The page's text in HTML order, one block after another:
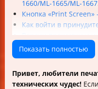
1660/ML-1665/ML-
Кнопка «Print
Как войти в
Версии прошивки и
обновления
Печать отчётов и
Что делать, если
Показать полностью
Привет, любители
технических чудес!